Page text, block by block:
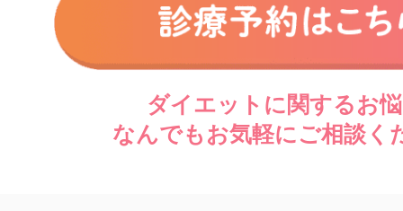
ダイエットに関するお
なんでもお気軽にご相談く